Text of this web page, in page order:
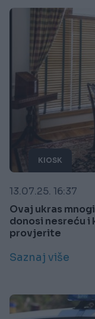
KIOSK
13.07.25. 16:37
Ovaj ukras
donosi nesreću i
provjerite
Saznaj više